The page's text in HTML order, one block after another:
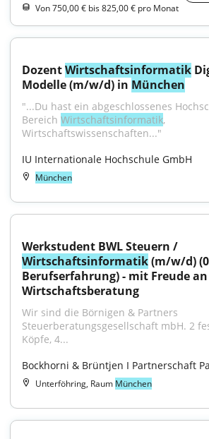
Von 750,00 € bis 825,00 € pro Monat
Dozent Wirtschaftsinformatik
Modelle (m/w/d) in München
"...Du hast ein abgeschlossenes
Bereich Wirtschaftsinformatik,
Wirtschaftswissenschaften..."
IU Internationale Hochschule GmbH
München
Wirtschaftsinformatik (m/w/d)
Berufserfahrung) - mit Freude an
Wirtschaftsberatung
Wir sind die Börnigen & Partners
Steuerberatungsgesellschaft mbH. 2
Köpfe, 4...
Bockhorni & Brüntjen I Partnerschaft
Unterföhring, Raum München